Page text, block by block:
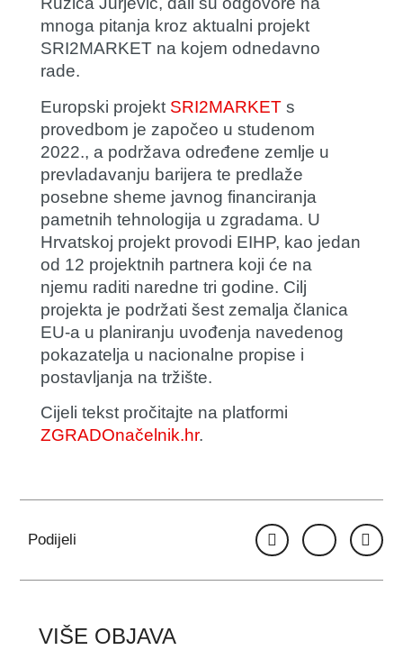
mnoga pitanja kroz aktualni projekt
SRI2MARKET na kojem odnedavno
rade.
Europski projekt SRI2MARKETs
provedbom je započeo u studenom
2022., a podržava određene zemlje u
prevladavanju barijera te predlaže
posebne sheme javnog financiranja
pametnih tehnologija u zgradama. U
Hrvatskoj projekt provodi EIHP, kao jedan
od 12 projektnih partnera koji će na
njemu raditi naredne tri godine. Cilj
projekta je podržati šest zemalja članica
EU-a u planiranju uvođenja navedenog
pokazatelja u nacionalne propise i
postavljanja na tržište.
Cijeli tekst pročitajte na platformi
ZGRADOnačelnik.hr.
Podijeli
VIŠE OBJAVA